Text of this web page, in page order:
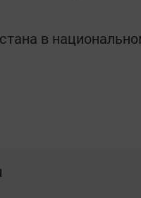
в